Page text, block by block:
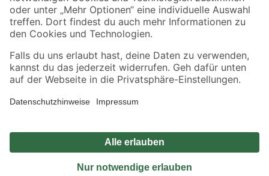
Alle Preisangaben in EUR inkl. gesetzl. MwSt.. Die dargestellten Angebote sind unter
Umständen nicht in allen Märkten verfügbar. Die angegebenen Verfügbarkeiten beziehen
Produkte nur solange der Vorrat reicht.
*Paketversand ab 59 € versandkostenfrei, gilt nicht für Artikel mit Speditionsversand, hier
Privatsphäre Impressum
Nutzungsbedingungen
Widerrufsrecht
Vertrag widerrufen